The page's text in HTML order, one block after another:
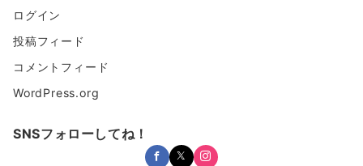
ログイン
投稿フィード
コメントフィード
WordPress.org
SNSフォローしてね！